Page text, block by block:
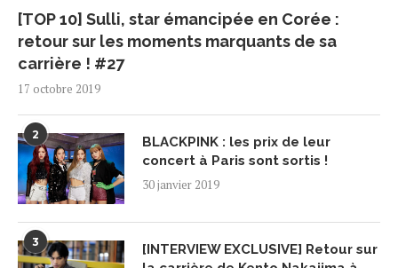
[TOP 10] Sulli, star émancipée en Corée :
retour sur les moments marquants de sa
carrière ! #27
17 octobre 2019
2
BLACKPINK : les prix de leur
concert à Paris sont sortis !
30 janvier 2019
3
[INTERVIEW EXCLUSIVE] Retour sur